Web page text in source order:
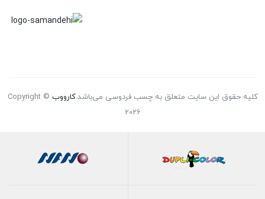
کلیه حقوق این سایت متعلق به چسب فردوسی می‌باشد.کارووب Copyright ©
2026